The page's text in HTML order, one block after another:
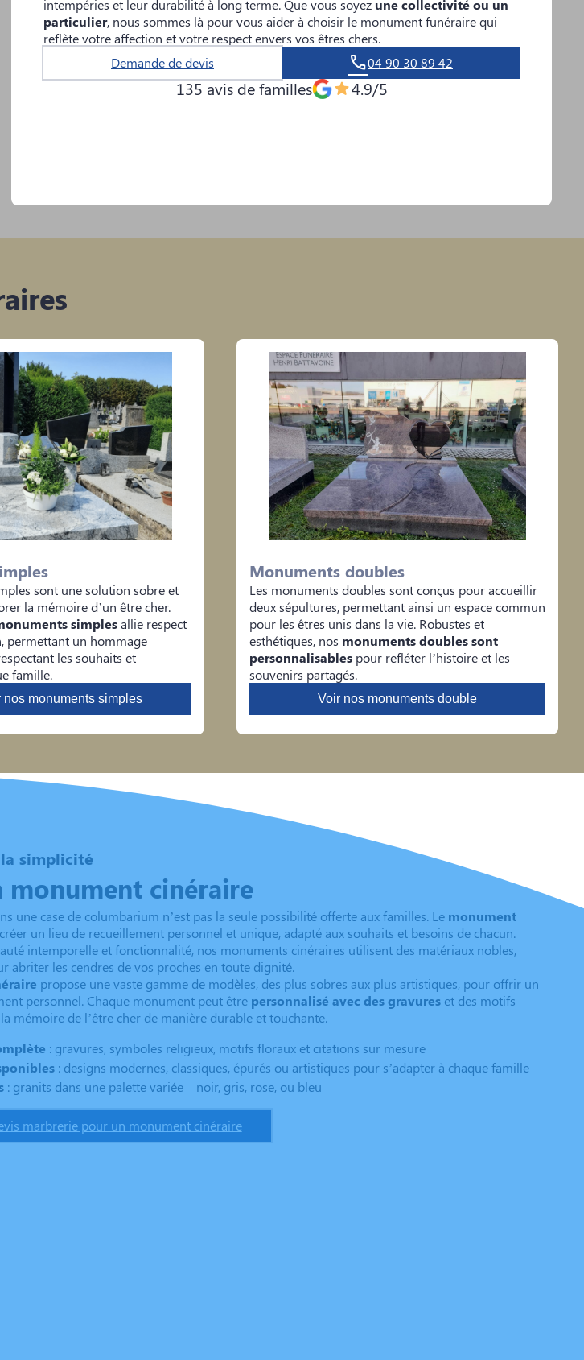
intempéries et leur durabilité à long terme. Que vous soyez une collectivité ou un
particulier, nous sommes là pour vous aider à choisir le monument funéraire qui
reflète votre affection et votre respect envers vos êtres chers.
Demande de devis
04 90 30 89 42
135 avis de familles 4.9/5
sont une solution sobre et
la mémoire d’un être cher.
simplesallie respect
permettant un hommage
les souhaits et
famille.
nos monuments simples
Monuments doubles
Les monuments doubles sont conçus pour accueillir
deux sépultures, permettant ainsi un espace commun
pour les êtres unis dans la vie. Robustes et
esthétiques, nos monuments doubles sont
personnalisables pour refléter l’histoire et les
souvenirs partagés.
Voir nos monuments double
simplicité
monument cinéraire
une case de columbarium n’est pas la seule possibilité offerte aux familles. Le monument
un lieu de recueillement personnel et unique, adapté aux souhaits et besoins de chacun.
intemporelle et fonctionnalité, nos monuments cinéraires utilisent des matériaux nobles,
abriter les cendres de vos proches en toute dignité.
propose une vaste gamme de modèles, des plus sobres aux plus artistiques, pour offrir un
personnel. Chaque monument peut être personnalisé avec des gravureset des motifs
mémoire de l’être cher de manière durable et touchante.
: gravures, symboles religieux, motifs floraux et citations sur mesure
: designs modernes, classiques, épurés ou artistiques pour s’adapter à chaque famille
: granits dans une palette variée – noir, gris, rose, ou bleu
marbrerie pour un monument cinéraire